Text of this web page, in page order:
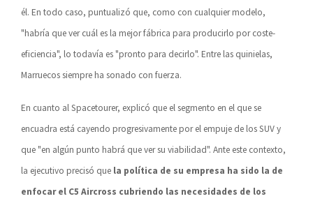
él. En todo caso, puntualizó que, como con cualquier modelo,
"habría que ver cuál es la mejor fábrica para producirlo por coste-
eficiencia", lo todavía es "pronto para decirlo". Entre las quinielas,
Marruecos siempre ha sonado con fuerza.
En cuanto al Spacetourer, explicó que el segmento en el que se
encuadra está cayendo progresivamente por el empuje de los SUV y
que "en algún punto habrá que ver su viabilidad". Ante este contexto,
la ejecutivo precisó que la política de su empresa ha sido la de
enfocar el C5 Aircross cubriendo las necesidades de los